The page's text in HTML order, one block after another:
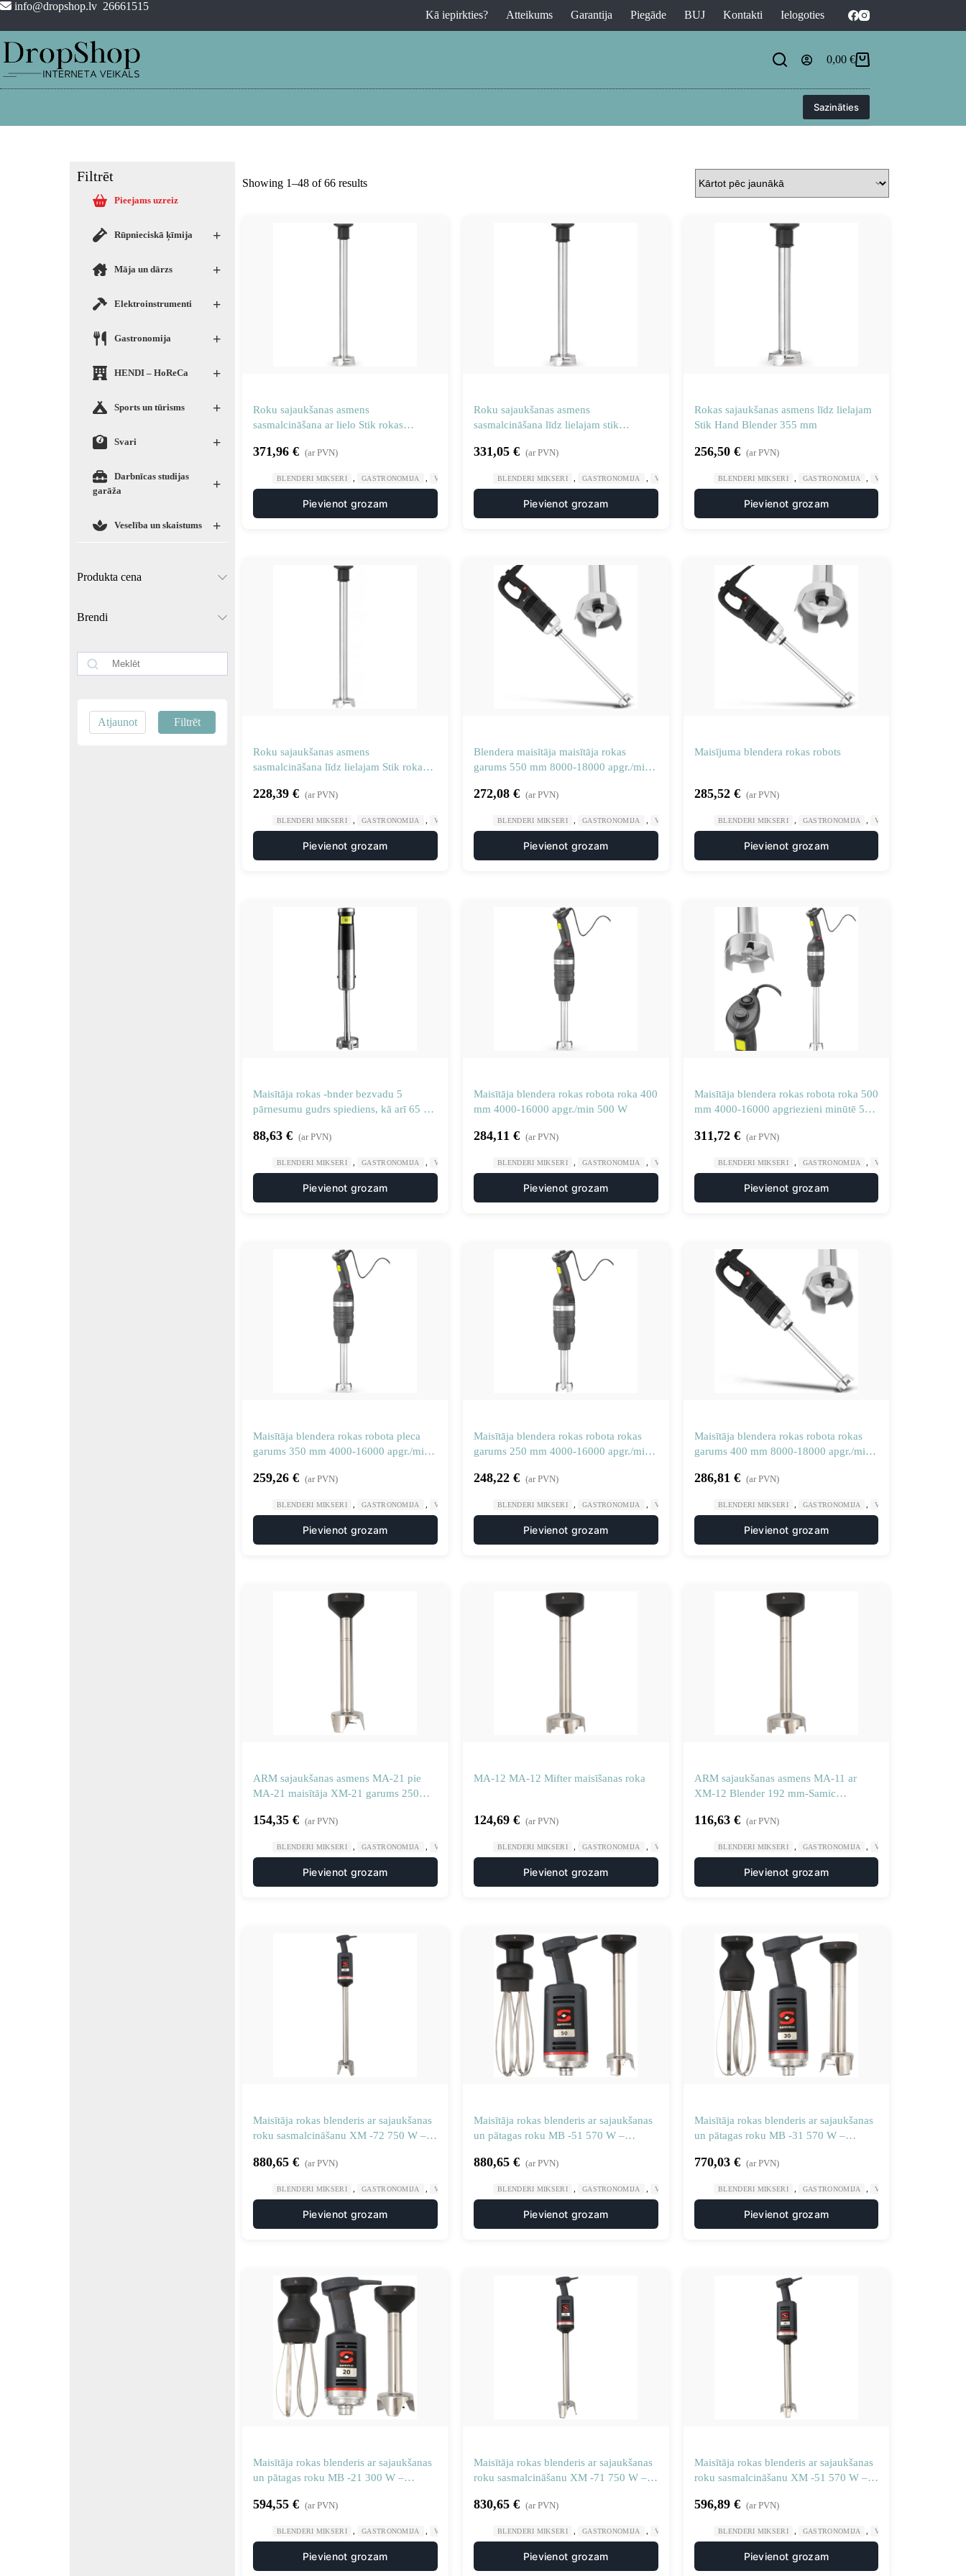
info@dropshop.lv 26661515
Kā iepirkties? Atteikums Garantija Piegāde BUJ Kontakti Ielogoties
0,00 €
Sazināties
Filtrēt
Pieejams uzreiz
+
Rūpnieciskā ķīmija
+
Māja un dārzs
+
Elektroinstrumenti
+
Gastronomija
+
HENDI – HoReCa
+
Sports un tūrisms
+
Svari
+
Darbnīcas studijas
garāža
+
Veselība un skaistums
Produkta cena
Brendi
Filtrēt
Atjaunot
Showing 1–48 of 66 results
Roku sajaukšanas asmens
sasmalcināšana ar lielo Stik rokas
371,96 € (ar PVN)
BLENDERI MIKSERI GASTRONOMIJA VIRTUVES MAŠĪNAS
Pievienot grozam
Roku sajaukšanas asmens
sasmalcināšana līdz lielajam stik
331,05 € (ar PVN)
BLENDERI MIKSERI GASTRONOMIJA VIRTUVES MAŠĪNAS
Pievienot grozam
Rokas sajaukšanas asmens līdz lielajam
Stik Hand Blender 355 mm
256,50 € (ar PVN)
BLENDERI MIKSERI GASTRONOMIJA VIRTUVES MAŠĪNAS
Pievienot grozam
Roku sajaukšanas asmens
sasmalcināšana līdz lielajam Stik rokas
228,39 € (ar PVN)
BLENDERI MIKSERI GASTRONOMIJA VIRTUVES MAŠĪNAS
Pievienot grozam
Blendera maisītāja maisītāja rokas
garums 550 mm 8000-18000 apgr./min
272,08 € (ar PVN)
BLENDERI MIKSERI GASTRONOMIJA VIRTUVES MAŠĪNAS
Pievienot grozam
Maisījuma blendera rokas robots
285,52 € (ar PVN)
BLENDERI MIKSERI GASTRONOMIJA VIRTUVES MAŠĪNAS
Pievienot grozam
Maisītāja rokas -bnder bezvadu 5
pārnesumu gudrs spiediens, kā arī 65 x
88,63 € (ar PVN)
BLENDERI MIKSERI GASTRONOMIJA VIRTUVES MAŠĪNAS
Pievienot grozam
Maisītāja blendera rokas robota roka 400
mm 4000-16000 apgr./min 500 W
284,11 € (ar PVN)
BLENDERI MIKSERI GASTRONOMIJA VIRTUVES MAŠĪNAS
Pievienot grozam
Maisītāja blendera rokas robota roka 500
mm 4000-16000 apgriezieni minūtē 500
311,72 € (ar PVN)
BLENDERI MIKSERI GASTRONOMIJA VIRTUVES MAŠĪNAS
Pievienot grozam
Maisītāja blendera rokas robota pleca
garums 350 mm 4000-16000 apgr./min
259,26 € (ar PVN)
BLENDERI MIKSERI GASTRONOMIJA VIRTUVES MAŠĪNAS
Pievienot grozam
Maisītāja blendera rokas robota rokas
garums 250 mm 4000-16000 apgr./min
248,22 € (ar PVN)
BLENDERI MIKSERI GASTRONOMIJA VIRTUVES MAŠĪNAS
Pievienot grozam
Maisītāja blendera rokas robota rokas
garums 400 mm 8000-18000 apgr./min
286,81 € (ar PVN)
BLENDERI MIKSERI GASTRONOMIJA VIRTUVES MAŠĪNAS
Pievienot grozam
ARM sajaukšanas asmens MA-21 pie
MA-21 maisītāja XM-21 garums 250
154,35 € (ar PVN)
BLENDERI MIKSERI GASTRONOMIJA VIRTUVES MAŠĪNAS
Pievienot grozam
MA-12 MA-12 Mifter maisīšanas roka
124,69 € (ar PVN)
BLENDERI MIKSERI GASTRONOMIJA VIRTUVES MAŠĪNAS
Pievienot grozam
ARM sajaukšanas asmens MA-11 ar
XM-12 Blender 192 mm-Samic
116,63 € (ar PVN)
BLENDERI MIKSERI GASTRONOMIJA VIRTUVES MAŠĪNAS
Pievienot grozam
Maisītāja rokas blenderis ar sajaukšanas
roku sasmalcināšanu XM -72 750 W –
880,65 € (ar PVN)
BLENDERI MIKSERI GASTRONOMIJA VIRTUVES MAŠĪNAS
Pievienot grozam
Maisītāja rokas blenderis ar sajaukšanas
un pātagas roku MB -51 570 W –
880,65 € (ar PVN)
BLENDERI MIKSERI GASTRONOMIJA VIRTUVES MAŠĪNAS
Pievienot grozam
Maisītāja rokas blenderis ar sajaukšanas
un pātagas roku MB -31 570 W –
770,03 € (ar PVN)
BLENDERI MIKSERI GASTRONOMIJA VIRTUVES MAŠĪNAS
Pievienot grozam
Maisītāja rokas blenderis ar sajaukšanas
un pātagas roku MB -21 300 W –
594,55 € (ar PVN)
BLENDERI MIKSERI GASTRONOMIJA VIRTUVES MAŠĪNAS
Pievienot grozam
Maisītāja rokas blenderis ar sajaukšanas
roku sasmalcināšanu XM -71 750 W –
830,65 € (ar PVN)
BLENDERI MIKSERI GASTRONOMIJA VIRTUVES MAŠĪNAS
Pievienot grozam
Maisītāja rokas blenderis ar sajaukšanas
roku sasmalcināšanu XM -51 570 W –
596,89 € (ar PVN)
BLENDERI MIKSERI GASTRONOMIJA VIRTUVES MAŠĪNAS
Pievienot grozam